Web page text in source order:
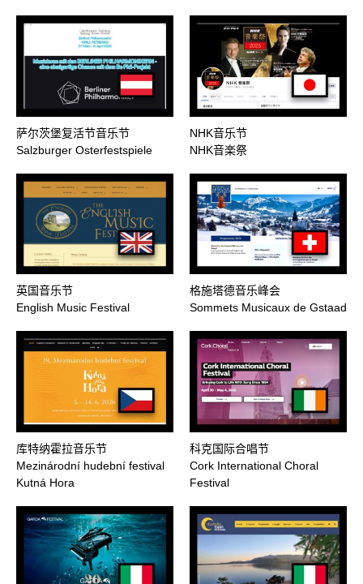
萨尔茨堡复活节音乐节
Salzburger Osterfestspiele
NHK音乐节
NHK音楽祭
英国音乐节
English Music Festival
格施塔德音乐峰会
Sommets Musicaux de Gstaad
库特纳霍拉音乐节
Mezinárodní hudební festival
Kutná Hora
科克国际合唱节
Cork International Choral
Festival